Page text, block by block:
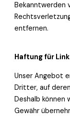
Bekanntwerden
entfernen.
Haftung für
Unser Angebot
Dritter, auf
Deshalb können
Gewähr